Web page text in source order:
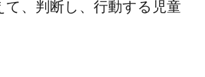
て、判断し、行動する児童